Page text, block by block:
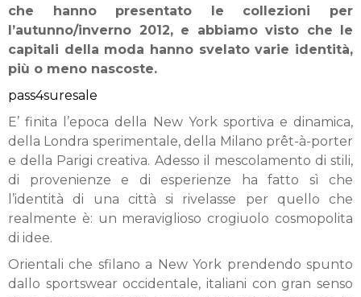
che hanno presentato le collezioni per
l’autunno/inverno 2012, e abbiamo visto che le
capitali della moda hanno svelato varie identità,
più o meno nascoste.
pass4suresale
E’ finita l’epoca della New York sportiva e dinamica,
della Londra sperimentale, della Milano prêt-à-porter
e della Parigi creativa. Adesso il mescolamento di stili,
di provenienze e di esperienze ha fatto sì che
l’identità di una città si rivelasse per quello che
realmente è: un meraviglioso crogiuolo cosmopolita
di idee.
Orientali che sfilano a New York prendendo spunto
dallo sportswear occidentale, italiani con gran senso